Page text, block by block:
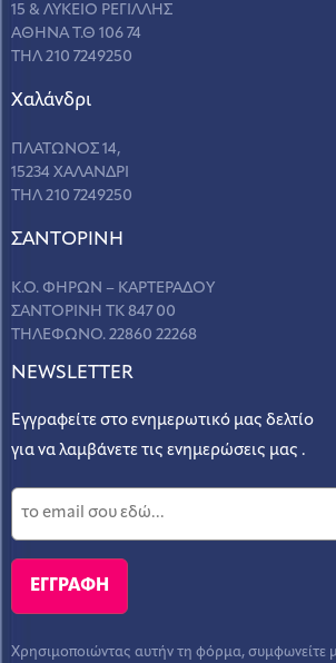
15 & ΛΥΚΕΙΟ ΡΕΓΙΛΛΗΣ
ΑΘΗΝΑ Τ.Θ 106 74
ΤΗΛ 210 7249250
Χαλάνδρι
ΠΛΑΤΩΝΟΣ 14,
15234 ΧΑΛΑΝΔΡΙ
ΤΗΛ 210 7249250
ΣANΤΟΡΙΝΗ
Κ.Ο. ΦΗΡΩΝ – ΚΑΡΤΕΡΑΔΟΥ
ΣΑΝΤΟΡΙΝΗ ΤΚ 847 00
ΤΗΛΕΦΩΝΟ. 22860 22268
NEWSLETTER
Εγγραφείτε στο ενημερωτικό μας δελτίο
για να λαμβάνετε τις ενημερώσεις μας .
Χρησιμοποιώντας αυτήν τη φόρμα, συμφωνείτε